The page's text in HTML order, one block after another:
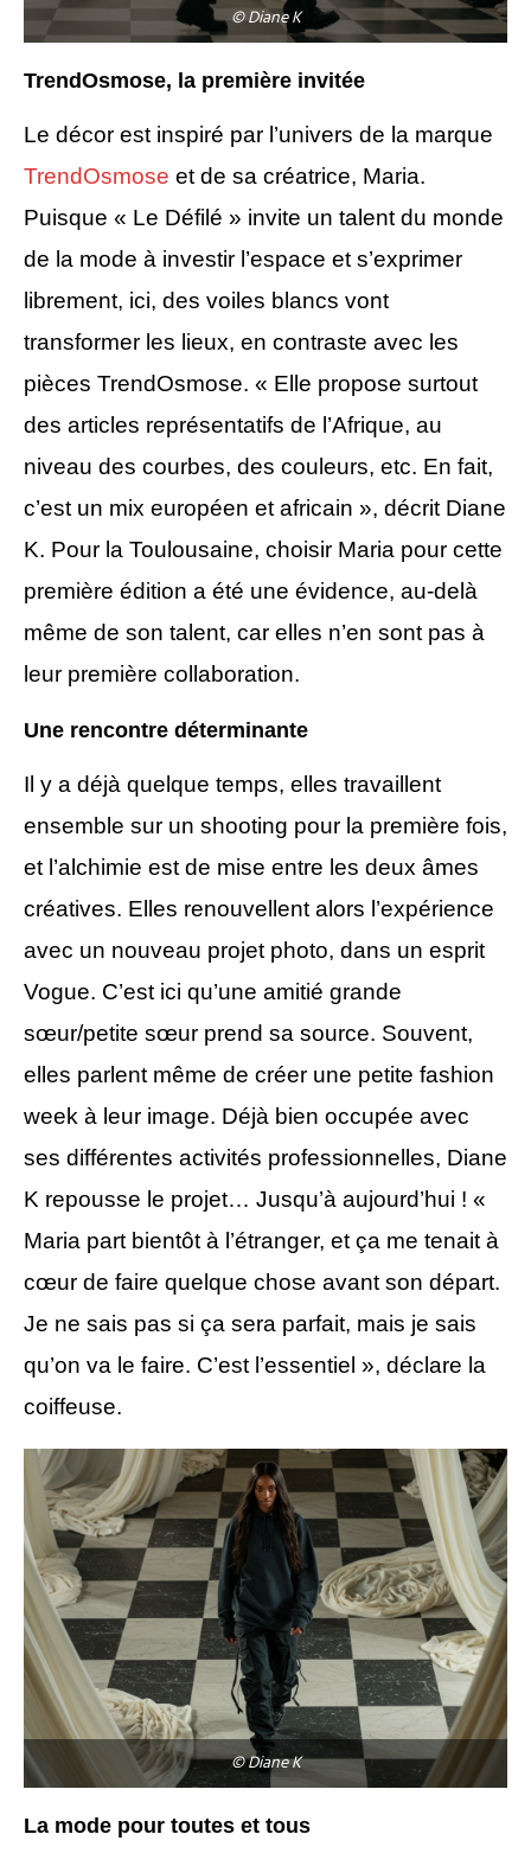
© Diane K
TrendOsmose, la première invitée
TrendOsmose et de sa créatrice, Maria.
Puisque « Le Défilé » invite un talent du monde
de la mode à investir l’espace et s’exprimer
librement, ici, des voiles blancs vont
transformer les lieux, en contraste avec les
pièces TrendOsmose. « Elle propose surtout
des articles représentatifs de l’Afrique, au
niveau des courbes, des couleurs, etc. En fait,
c’est un mix européen et africain », décrit Diane
K. Pour la Toulousaine, choisir Maria pour cette
première édition a été une évidence, au-delà
même de son talent, car elles n’en sont pas à
leur première collaboration.
Une rencontre déterminante
Il y a déjà quelque temps, elles travaillent
ensemble sur un shooting pour la première fois,
et l’alchimie est de mise entre les deux âmes
créatives. Elles renouvellent alors l’expérience
avec un nouveau projet photo, dans un esprit
Vogue. C’est ici qu’une amitié grande
sœur/petite sœur prend sa source. Souvent,
elles parlent même de créer une petite fashion
week à leur image. Déjà bien occupée avec
ses différentes activités professionnelles, Diane
K repousse le projet… Jusqu’à aujourd’hui ! «
Maria part bientôt à l’étranger, et ça me tenait à
cœur de faire quelque chose avant son départ.
Je ne sais pas si ça sera parfait, mais je sais
qu’on va le faire. C’est l’essentiel », déclare la
coiffeuse.
© Diane K
La mode pour toutes et tous